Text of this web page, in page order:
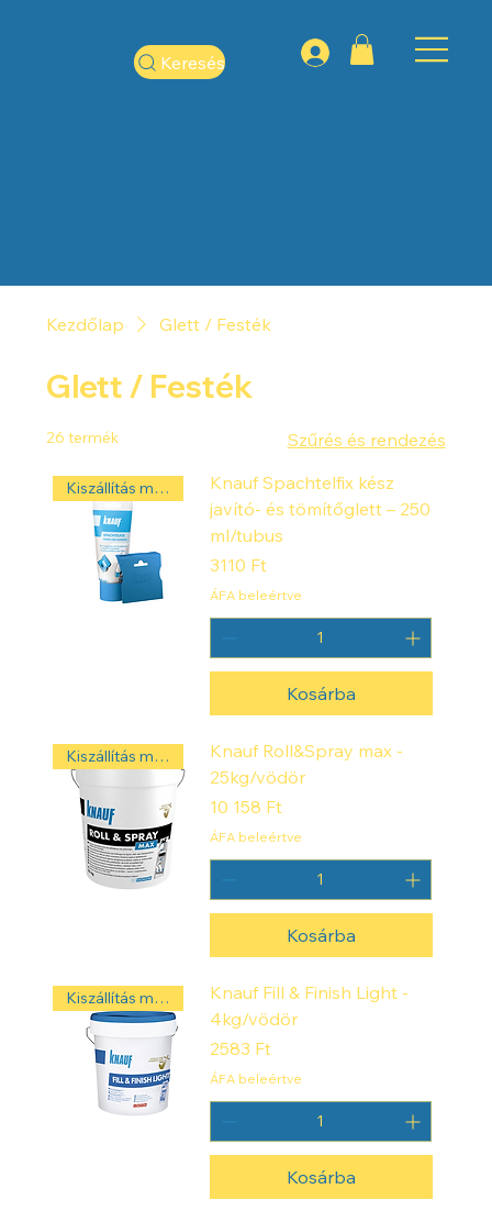
Keresés
Kezdőlap Glett / Festék
Glett / Festék
26 termék Szűrés és rendezés
Kiszállítás másnap! ‼️
Knauf Spachtelfix kész
javító- és tömítőglett – 250
ml/tubus
Ár
3110 Ft
ÁFA beleértve
Kosárba
Kiszállítás másnap! ‼️
Knauf Roll&Spray max -
25kg/vödör
Ár
10 158 Ft
ÁFA beleértve
Kosárba
Kiszállítás másnap! ‼️
Knauf Fill & Finish Light -
4kg/vödör
Ár
2583 Ft
ÁFA beleértve
Kosárba